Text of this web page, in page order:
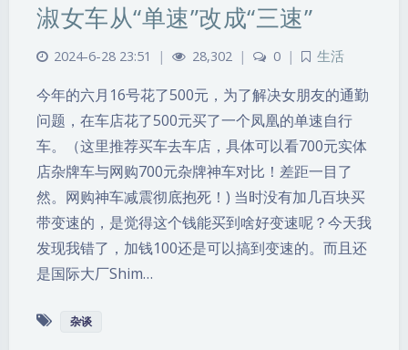
淑女车从“单速”改成“三速”
2024-6-28 23:51 | 28,302 | 0 | 生活
今年的六月16号花了500元，为了解决女朋友的通勤
问题，在车店花了500元买了一个凤凰的单速自行
车。（这里推荐买车去车店，具体可以看700元实体
店杂牌车与网购700元杂牌神车对比！差距一目了
然。网购神车减震彻底抱死！) 当时没有加几百块买
带变速的，是觉得这个钱能买到啥好变速呢？今天我
发现我错了，加钱100还是可以搞到变速的。而且还
是国际大厂Shim…
杂谈